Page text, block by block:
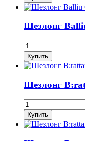
Шезлонг
Шезлонг